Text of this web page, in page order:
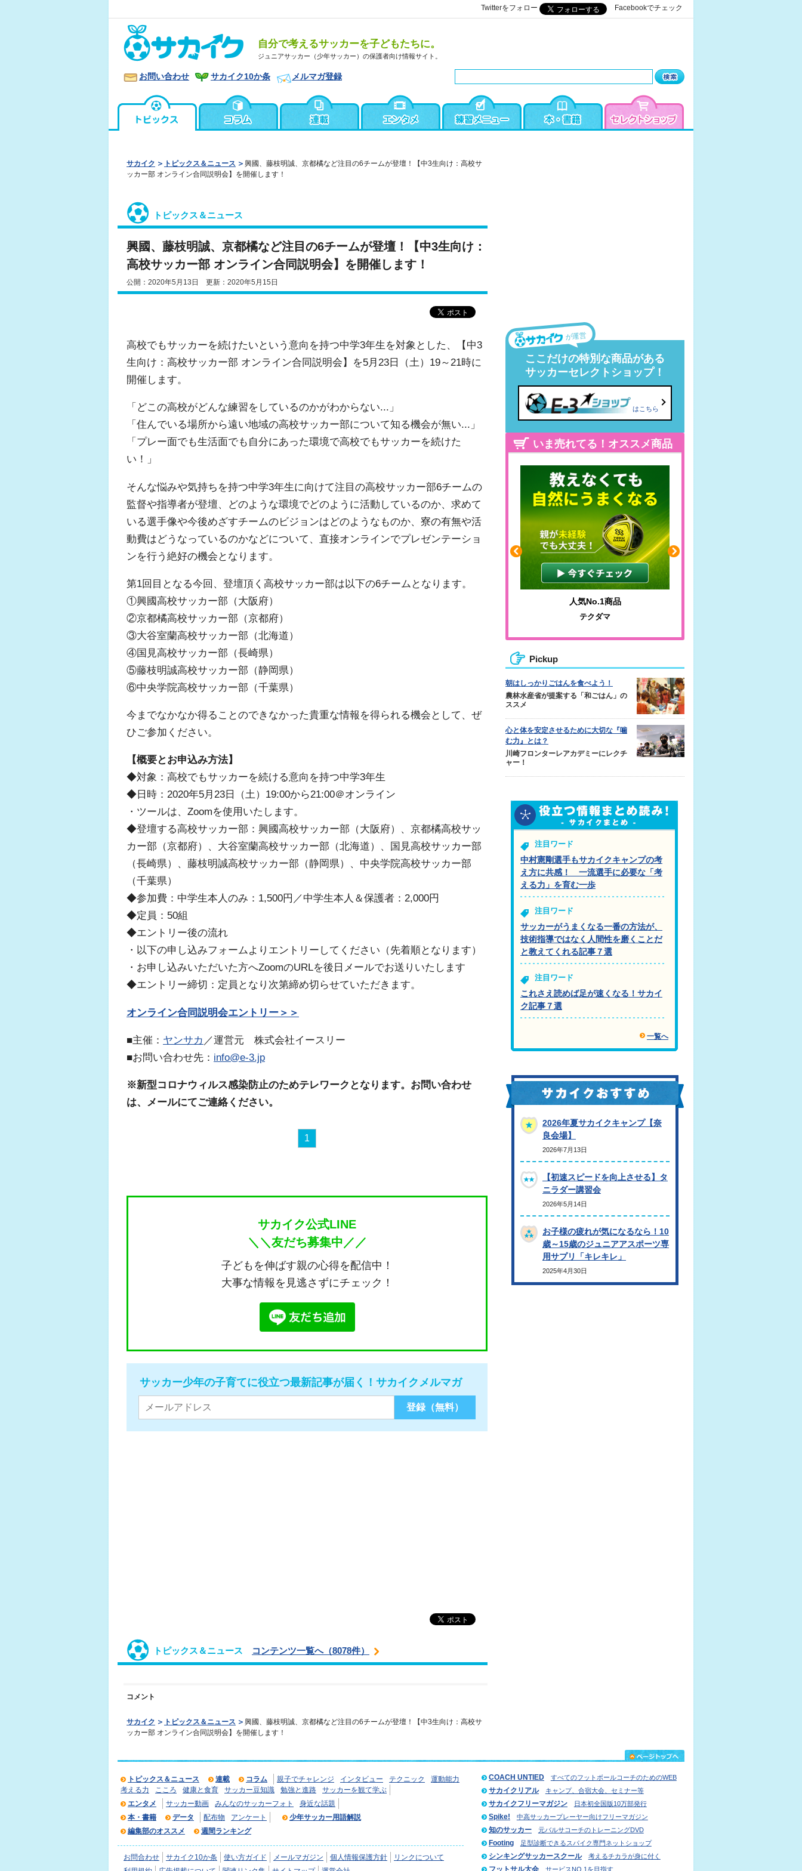
Twitterをフォロー Facebookでチェック
自分で考えるサッカーを子どもたちに。
ジュニアサッカー（少年サッカー）の保護者向け情報サイト。
お問い合わせ サカイク10か条 メルマガ登録
サカイク トピックス＆ニュース
興國、藤枝明誠、京都橘など注目の6チームが登壇！【中3生向け：高校サ
ッカー部 オンライン合同説明会】を開催します！
トピックス＆ニュース
興國、藤枝明誠、京都橘など注目の6チームが登壇！【中3生向け：
高校サッカー部 オンライン合同説明会】を開催します！
公開：2020年5月13日 更新：2020年5月15日
高校でもサッカーを続けたいという意向を持つ中学3年生を対象とした、【中3
生向け：高校サッカー部 オンライン合同説明会】を5月23日（土）19～21時に
開催します。
「どこの高校がどんな練習をしているのかがわからない...」
「住んでいる場所から遠い地域の高校サッカー部について知る機会が無い...」
「プレー面でも生活面でも自分にあった環境で高校でもサッカーを続けた
い！」
そんな悩みや気持ちを持つ中学3年生に向けて注目の高校サッカー部6チームの
監督や指導者が登壇、どのような環境でどのように活動しているのか、求めて
いる選手像や今後めざすチームのビジョンはどのようなものか、寮の有無や活
動費はどうなっているのかなどについて、直接オンラインでプレゼンテーショ
ンを行う絶好の機会となります。
第1回目となる今回、登壇頂く高校サッカー部は以下の6チームとなります。
①興國高校サッカー部（大阪府）
②京都橘高校サッカー部（京都府）
③大谷室蘭高校サッカー部（北海道）
④国見高校サッカー部（長崎県）
⑤藤枝明誠高校サッカー部（静岡県）
⑥中央学院高校サッカー部（千葉県）
今までなかなか得ることのできなかった貴重な情報を得られる機会として、ぜ
ひご参加ください。
【概要とお申込み方法】
◆対象：高校でもサッカーを続ける意向を持つ中学3年生
◆日時：2020年5月23日（土）19:00から21:00＠オンライン
・ツールは、Zoomを使用いたします。
◆登壇する高校サッカー部：興國高校サッカー部（大阪府）、京都橘高校サッ
カー部（京都府）、大谷室蘭高校サッカー部（北海道）、国見高校サッカー部
（長崎県）、藤枝明誠高校サッカー部（静岡県）、中央学院高校サッカー部
（千葉県）
◆参加費：中学生本人のみ：1,500円／中学生本人＆保護者：2,000円
◆定員：50組
◆エントリー後の流れ
・以下の申し込みフォームよりエントリーしてください（先着順となります）
・お申し込みいただいた方へZoomのURLを後日メールでお送りいたします
◆エントリー締切：定員となり次第締め切らせていただきます。
オンライン合同説明会エントリー＞＞
■主催： ヤンサカ ／運営元 株式会社イースリー
■お問い合わせ先： info@e-3.jp
※新型コロナウィルス感染防止のためテレワークとなります。お問い合わせ
は、メールにてご連絡ください。
1
サカイク公式LINE
＼＼友だち募集中／／
子どもを伸ばす親の心得を配信中！
大事な情報を見逃さずにチェック！
サッカー少年の子育てに役立つ最新記事が届く！サカイクメルマガ
トピックス＆ニュース コンテンツ一覧へ（8078件）
コメント
サカイク トピックス＆ニュース
興國、藤枝明誠、京都橘など注目の6チームが登壇！【中3生向け：高校サ
ッカー部 オンライン合同説明会】を開催します！
が運営
ここだけの特別な商品がある
サッカーセレクトショップ！
はこちら
いま売れてる！オススメ商品
人気No.1商品
テクダマ
Pickup
朝はしっかりごはんを食べよう！
農林水産省が提案する「和ごはん」の
ススメ
心と体を安定させるために大切な『噛
む力』とは？
川崎フロンターレアカデミーにレクチ
ャー！
注目ワード
中村憲剛選手もサカイクキャンプの考
え方に共感！ 一流選手に必要な「考
える力」を育む一歩
注目ワード
サッカーがうまくなる一番の方法が、
技術指導ではなく人間性を磨くことだ
と教えてくれる記事７選
注目ワード
これさえ読めば足が速くなる！サカイ
ク記事７選
一覧へ
2026年夏サカイクキャンプ【奈
良会場】
2026年7月13日
【初速スピードを向上させる】タ
ニラダー講習会
2026年5月14日
お子様の疲れが気になるなら！10
歳～15歳のジュニアアスポーツ専
用サプリ「キレキレ」
2025年4月30日
トピックス＆ニュース 連載 コラム 親子でチャレンジ インタビュー テクニック
運動能力
考える力
こころ 健康と食育 サッカー豆知識 勉強と進路
サッカーを観て学ぶ
エンタメ
サッカー動画 みんなのサッカーフォト
身近な話題
本・書籍
データ 配布物 アンケート
少年サッカー用語解説
編集部のオススメ
週間ランキング
お問合わせ サカイク10か条 使い方ガイド メールマガジン 個人情報保護方針
リンクについて
COACH UNTIED すべてのフットボールコーチのためのWEB
サカイクリアル キャンプ、合宿大会、セミナー等
サカイクフリーマガジン 日本初全国版10万部発行
Spike! 中高サッカープレーヤー向けフリーマガジン
知のサッカー 元バルサコーチのトレーニングDVD
Footing 足型診断できるスパイク専門ネットショップ
シンキングサッカースクール 考えるチカラが身に付く
サービスNO.1を目指す